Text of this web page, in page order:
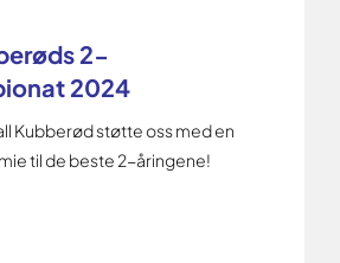
2-
2024
Kubberød støtte oss med en
til de beste 2-åringene!